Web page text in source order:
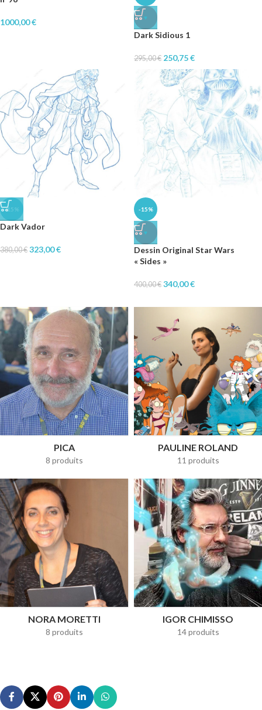
1000,00€ ♥
Dark Sidious 1
295,00€ 250,75€
-15%
Dark Vador
380,00€ 323,00€
-15%
♥
Dessin Original Star Wars
« Sides »
400,00€ 340,00€
PICA
8 produits
PAULINE ROLAND
11 produits
NORA MORETTI
8 produits
IGOR CHIMISSO
14 produits